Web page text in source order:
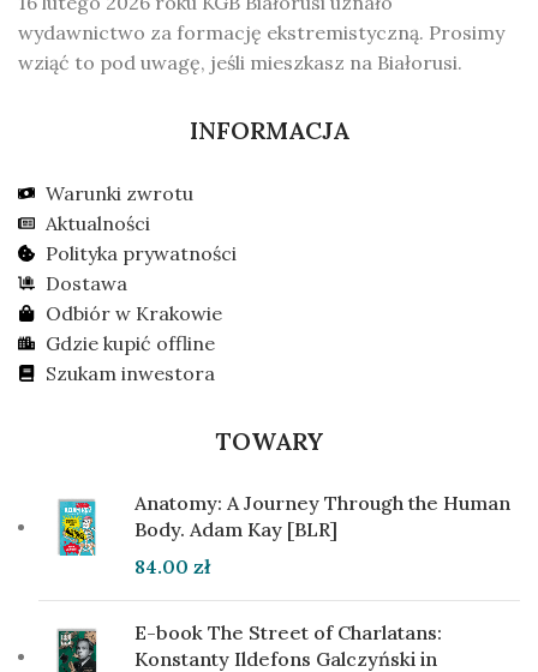
wydawnictwo za formację ekstremistyczną. Prosimy
wziąć to pod uwagę, jeśli mieszkasz na Białorusi.
INFORMACJA
Warunki zwrotu
Aktualności
Polityka prywatności
Dostawa
Odbiór w Krakowie
Gdzie kupić offline
Szukam inwestora
TOWARY
Anatomy: A Journey Through the Human
Body. Adam Kay [BLR]
84.00 zł
E-book The Street of Charlatans:
Konstanty Ildefons Galczyński in